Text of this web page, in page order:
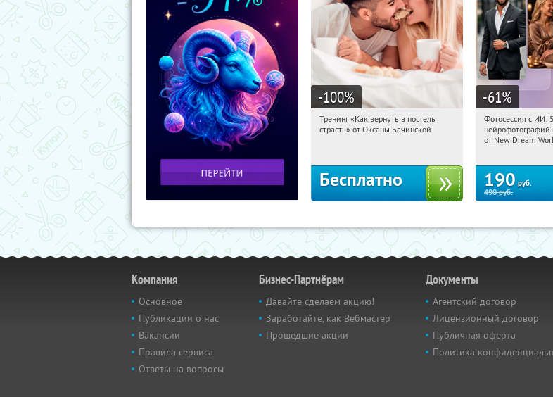
-100%
04:49:05 Получили:
Тренинг «Как вернуть в постель
страсть» от Оксаны Бачинской
Бесплатно
-61%
04:49:05
Россия
Фотосессия с ИИ: 5
от New Dream
190 руб.
490руб.
Компания
Основное
Публикации о нас
Вакансии
Правила сервиса
Ответы на вопросы
Бизнес-Партнёрам
Давайте сделаем акцию!
Заработайте, как Вебмастер
Прошедшие акции
Документы
Агентский договор
Лицензионный договор
Публичная оферта
Политика